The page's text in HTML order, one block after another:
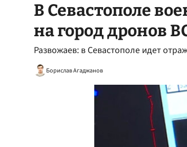
В Севастополе
на город дронов
Развожаев: в Севастополе идет
Борислав Агаджанов